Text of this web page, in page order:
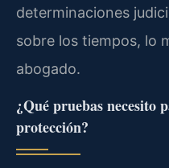
determinaciones
sobre los tiempos, lo
abogado.
¿Qué pruebas necesito
protección?